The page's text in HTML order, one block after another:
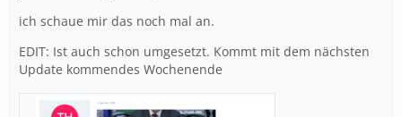
ich schaue mir das noch mal an.
EDIT: Ist auch schon umgesetzt. Kommt mit dem nächsten
Update kommendes Wochenende